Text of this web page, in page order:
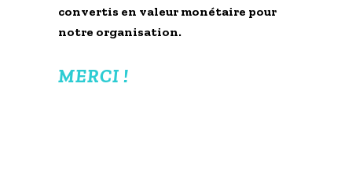
convertis en valeur monétaire pour
notre organisation.
MERCI !